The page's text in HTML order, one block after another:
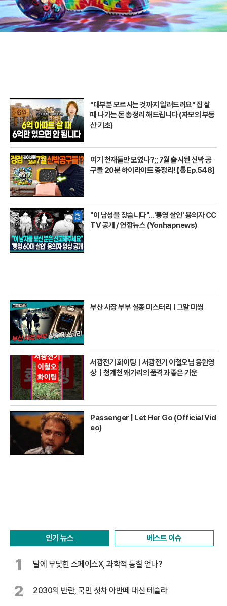
"대부분 모르시는 것까지 알려드려요" 집 살
때 나가는 돈 총정리 해드립니다 (자모의 부동
산 기초)
여기 천재들만 모였나?;; 7월 출시된 신박 공
구들 20분 하이라이트 총정리! 【🤴Ep.548】
"이 남성을 찾습니다"…'통영 살인' 용의자 CC
TV 공개 / 연합뉴스 (Yonhapnews)
부산 사장 부부 실종 미스터리 | 그알 미씽
서광전기 화이팅ㅣ서광전기 이철오님 응원영
상｜청계천 왜가리의 품격과 좋은 기운
Passenger | Let Her Go (Official Vid
eo)
인기 뉴스 베스트 이슈
1 달에 부딪힌 스페이스X, 과학적 통찰 얻나?
2 2030의 반란, 국민 첫차 아반떼 대신 테슬라